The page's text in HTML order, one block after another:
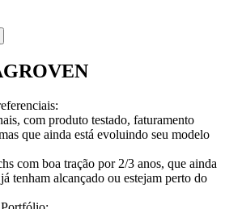
com produto testado, faturamento
que ainda está evoluindo seu modelo
com boa tração por 2/3 anos, que ainda
tenham alcançado ou estejam perto do